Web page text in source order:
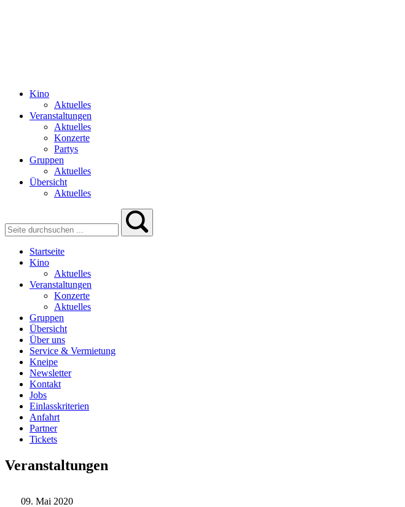
Kino
Aktuelles
Veranstaltungen
Aktuelles
Konzerte
Partys
Gruppen
Aktuelles
Übersicht
Aktuelles
Startseite
Kino
Aktuelles
Veranstaltungen
Konzerte
Aktuelles
Gruppen
Übersicht
Über uns
Service & Vermietung
Kneipe
Newsletter
Kontakt
Jobs
Einlasskriterien
Anfahrt
Partner
Tickets
Veranstaltungen
09. Mai 2020